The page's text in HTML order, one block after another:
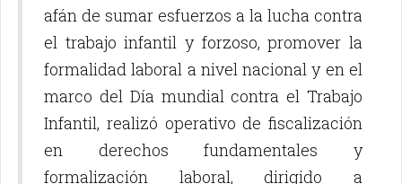
afán de sumar esfuerzos a la lucha contra
el trabajo infantil y forzoso, promover la
formalidad laboral a nivel nacional y en el
marco del Día mundial contra el Trabajo
Infantil, realizó operativo de fiscalización
en derechos fundamentales y
formalización laboral, dirigido a